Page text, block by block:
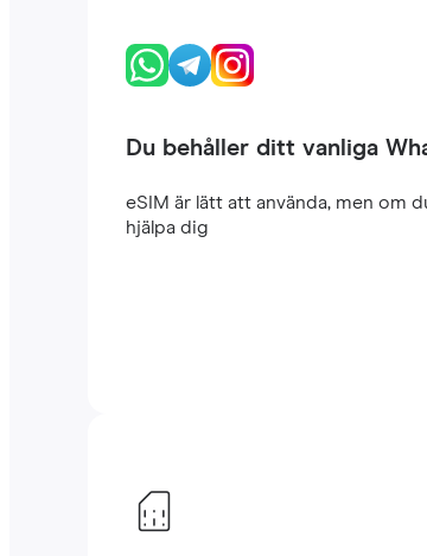
Du behåller ditt vanliga
eSIM är lätt att använda, men om
hjälpa dig